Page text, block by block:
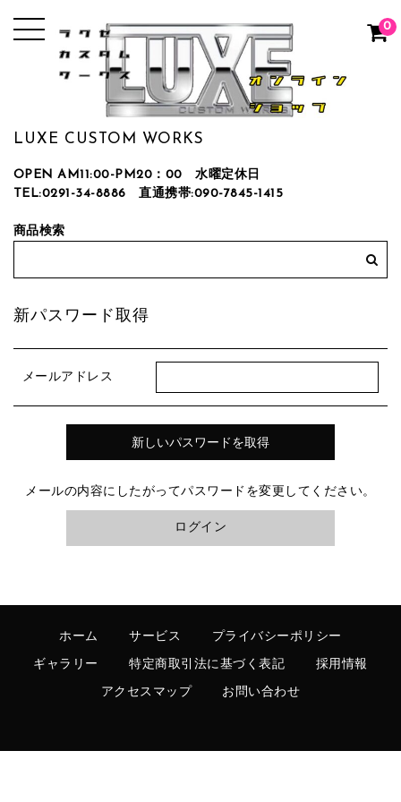
LUXE CUSTOM WORKS
OPEN AM11:00-PM20：00 水曜定休日
TEL:0291-34-8886
直通携帯:090-7845-1415
商品検索
0
新パスワード取得
メールアドレス
メールの内容にしたがってパスワードを変更してください。
ログイン
ホーム サービス プライバシーポリシー
ギャラリー 特定商取引法に基づく表記 採用情報
アクセスマップ お問い合わせ